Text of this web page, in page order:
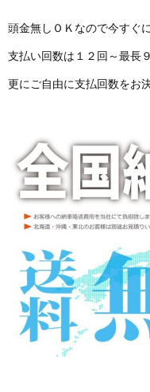
頭金無しＯＫなので今すぐ
支払い回数は１２回～最長
更にご自由に支払回数をお